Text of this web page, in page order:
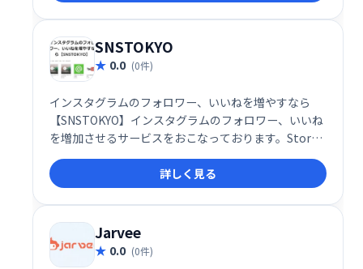
SNSTOKYO
0.0 (0件)
インスタグラムのフォロワー、いいねを増やすなら
【SNSTOKYO】インスタグラムのフォロワー、いいね
を増加させるサービスをおこなっております。Stores
に登録の無いサービスもございますのでお気軽にお問
い合わせ下さい。
詳しく見る
Jarvee
0.0 (0件)